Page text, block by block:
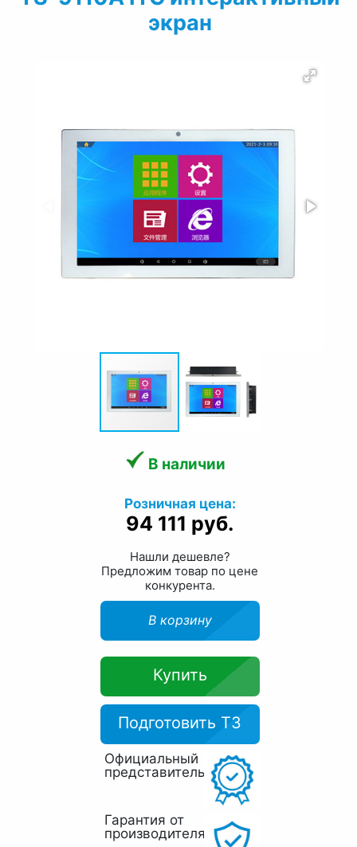
экран
В наличии
Розничная цена:
94 111 руб.
Нашли дешевле?
Предложим товар по цене
конкурента.
В корзину
Купить
Подготовить ТЗ
Официальный
представитель
Гарантия от
производителя